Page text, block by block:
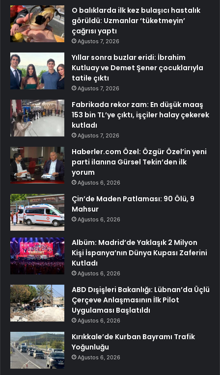
O balıklarda ilk kez bulaşıcı hastalık
görüldü: Uzmanlar ‘tüketmeyin’
çağrısı yaptı
Ağustos 7, 2026
Yıllar sonra buzlar eridi: İbrahim
Kutluay ve Demet Şener çocuklarıyla
tatile çıktı
Ağustos 7, 2026
Fabrikada rekor zam: En düşük maaş
153 bin TL’ye çıktı, işçiler halay çekerek
kutladı
Ağustos 7, 2026
Haberler.com Özel: Özgür Özel’in yeni
parti ilanına Gürsel Tekin’den ilk
yorum
Ağustos 6, 2026
Çin’de Maden Patlaması: 90 Ölü, 9
Mahsur
Ağustos 6, 2026
Albüm: Madrid’de Yaklaşık 2 Milyon
Kişi İspanya’nın Dünya Kupası Zaferini
Kutladı
Ağustos 6, 2026
ABD Dışişleri Bakanlığı: Lübnan’da Üçlü
Çerçeve Anlaşmasının İlk Pilot
Uygulaması Başlatıldı
Ağustos 6, 2026
Kırıkkale’de Kurban Bayramı Trafik
Yoğunluğu
Ağustos 6, 2026